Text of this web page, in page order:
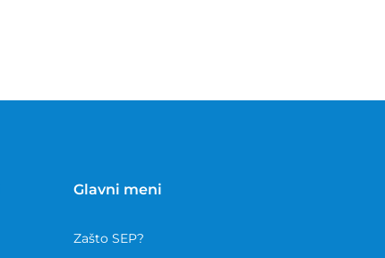
Glavni meni
Zašto SEP?